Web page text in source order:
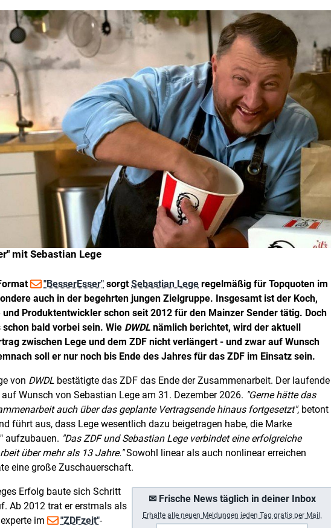
mit Sebastian Lege
"BesserEsser" sorgtSebastian Lege regelmäßig für Topquoten im
auch in der begehrten jungen Zielgruppe. Insgesamt ist der Koch,
und Produktentwickler schon seit 2012 für den Mainzer Sender tätig. Doch
bald vorbei sein. Wie DWDL nämlich berichtet, wird der aktuell
zwischen Lege und dem ZDF nicht verlängert - und zwar auf Wunsch
soll er nur noch bis Ende des Jahres für das ZDF im Einsatz sein.
von DWDL bestätigte das ZDF das Ende der Zusammenarbeit. Der laufende
Wunsch von Sebastian Lege am 31. Dezember 2026. Gerne hätte das
auch über das geplante Vertragsende hinaus fortgesetzt , betont
führt aus, dass Lege wesentlich dazu beigetragen habe, die Marke
aufzubauen. Das ZDF und Sebastian Lege verbindet eine erfolgreiche
über mehr als 13 Jahre. Sowohl linear als auch nonlinear erreichen
eine große Zuschauerschaft.
✉ Frische News täglich in deiner Inbox
Erhalte a lle neuen Meldungen jeden Tag gratis per Mail.
Erfolg baute sich Schritt
Ab 2012 trat er erstmals als
im
"ZDFzeit"-